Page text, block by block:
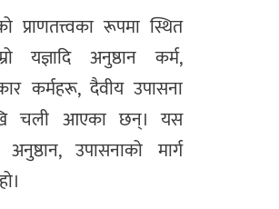
प्राणतत्त्वका रूपमा स्थित
यज्ञादि अनुष्ठान कर्म,
कर्महरू, दैवीय उपासना
चली आएका छन्। यस
उपासनाको मार्ग